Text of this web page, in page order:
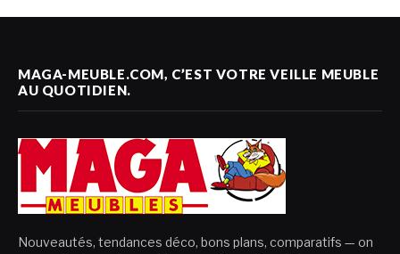
MAGA-MEUBLE.COM, C’EST VOTRE VEILLE MEUBLE
AU QUOTIDIEN.
Nouveautés, tendances déco, bons plans, comparatifs — on